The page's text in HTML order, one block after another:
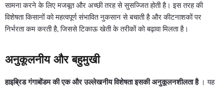
सामना करने के लिए मजबूत और अच्छी तरह से सुसज्जित होती है। इस तरह की
विशेषता किसानों को महत्वपूर्ण संभावित नुकसान से बचाती है और कीटनाशकों पर
निर्भरता कम करती है, जिससे टिकाऊ खेती के तरीकों को बढ़ावा मिलता है।
अनुकूलनीय और बहुमुखी
हाइब्रिड गंगाबोंडम की एक और उल्लेखनीय विशेषता इसकी अनुकूलनशीलता है। यह